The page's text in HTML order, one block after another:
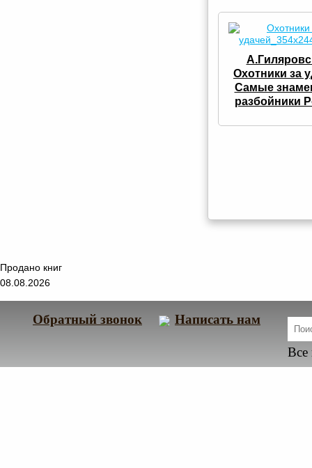
Охотники за
Самые
разбойники
Продано книг
08.08.2026
Обратный звонок Написать нам
Все